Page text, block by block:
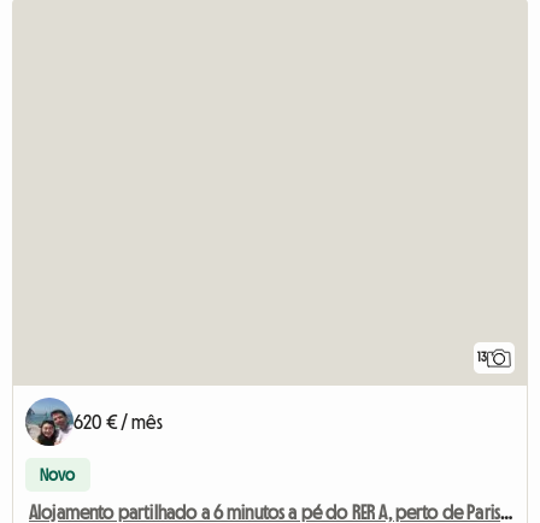
13
620 € / mês
Novo
Alojamento partilhado a 6 minutos a pé do RER A, perto de Paris e La Défense